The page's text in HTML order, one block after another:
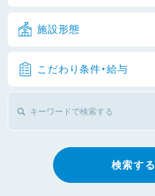
施設形態
こだわり条件・給与
検索する